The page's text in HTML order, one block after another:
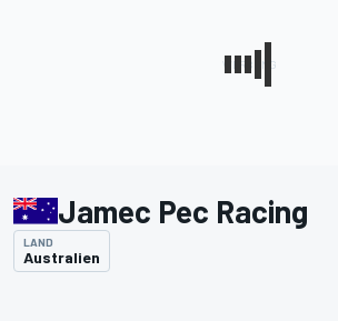
Jamec Pec Racing
LAND
Australien